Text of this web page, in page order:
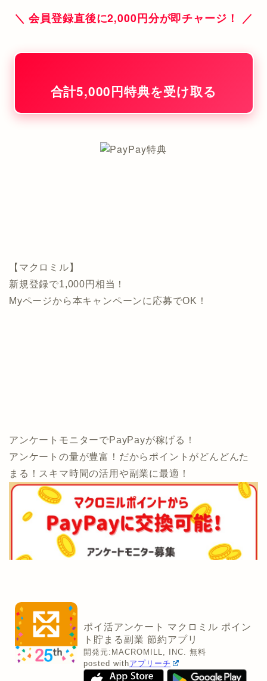
＼ 会員登録直後に2,000円分が即チャージ！ ／
合計5,000円特典を受け取る
【マクロミル】
新規登録で1,000円相当！
Myページから本キャンペーンに応募でOK！
アンケートモニターでPayPayが稼げる！
アンケートの量が豊富！だからポイントがどんどんた
まる！スキマ時間の活用や副業に最適！
ポイ活アンケート マクロミル ポイン
ト貯まる副業 節約アプリ
開発元: MACROMILL, INC.
無料
posted withアプリーチ